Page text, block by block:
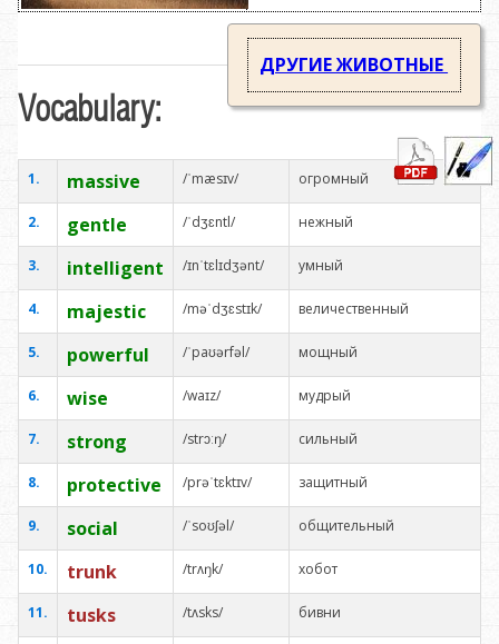
ДРУГИЕ ЖИВОТНЫЕ
Vocabulary:
1. massive /ˈmæsɪv/ огромный
2. gentle /ˈdʒɛntl/ нежный
3. intelligent /ɪnˈtɛlɪdʒənt/ умный
4. majestic /məˈdʒɛstɪk/ величественный
5. powerful /ˈpaʊərfəl/ мощный
6. wise /waɪz/ мудрый
7. strong /strɔːŋ/ сильный
8. protective /prəˈtɛktɪv/ защитный
9. social /ˈsoʊʃəl/ общительный
10. trunk /trʌŋk/ хобот
11. tusks /tʌsks/ бивни